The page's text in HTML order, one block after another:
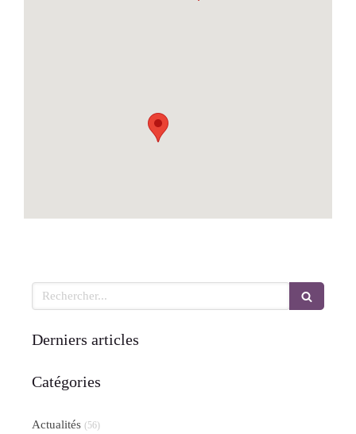
Rechercher
Derniers articles
Catégories
Actualités (56)